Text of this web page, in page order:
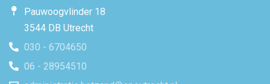
Pauwoogvlinder 18
3544 DB Utrecht
030 - 6704650
06 - 28954510